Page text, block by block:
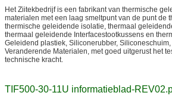
Het Ziitekbedrijf is een fabrikant van thermische
materialen met een laag smeltpunt van de punt de
thermische geleidende isolatie, thermaal
thermaal geleidende Interfacestootkussens en
Geleidend plastiek, Siliconerubber,
Veranderende Materialen, met goed uitgerust het
technische kracht.
TIF500-30-11U informatieblad-